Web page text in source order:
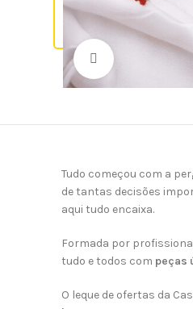
Clique para
Tudo começou com a
de tantas decisões
aqui tudo encaixa.
Formada por
tudo e todos com peças
O leque de ofertas da
Topos de